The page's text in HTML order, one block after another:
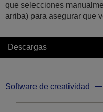
que selecciones
arriba) para asegurar que
Descargas
Software de creatividad